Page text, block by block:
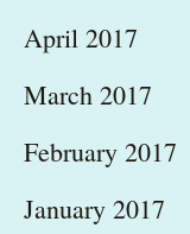
April 2017
March 2017
February 2017
January 2017